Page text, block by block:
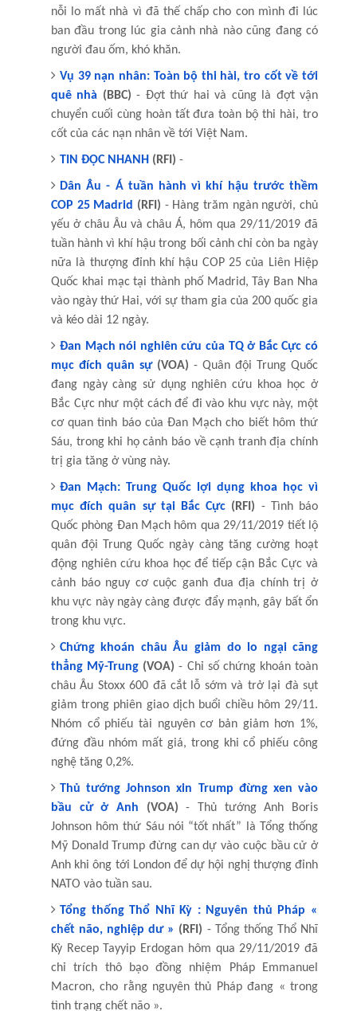
nỗi lo mất nhà vì đã thế chấp cho con mình đi lúc
ban đầu trong lúc gia cảnh nhà nào cũng đang có
người đau ốm, khó khăn.
Vụ 39 nạn nhân: Toàn bộ thi hài, tro cốt về tới
quê nhà (BBC) - Đợt thứ hai và cũng là đợt vận
chuyển cuối cùng hoàn tất đưa toàn bộ thi hài, tro
cốt của các nạn nhân về tới Việt Nam.
TIN ĐỌC NHANH (RFI) -
Dân Âu - Á tuần hành vì khí hậu trước thềm
COP 25 Madrid (RFI) - Hàng trăm ngàn người, chủ
yếu ở châu Âu và châu Á, hôm qua 29/11/2019 đã
tuần hành vì khí hậu trong bối cảnh chỉ còn ba ngày
nữa là thượng đỉnh khí hậu COP 25 của Liên Hiệp
Quốc khai mạc tại thành phố Madrid, Tây Ban Nha
vào ngày thứ Hai, với sự tham gia của 200 quốc gia
và kéo dài 12 ngày.
Đan Mạch nói nghiên cứu của TQ ở Bắc Cực có
mục đích quân sự(VOA) - Quân đội Trung Quốc
đang ngày càng sử dụng nghiên cứu khoa học ở
Bắc Cực như một cách để đi vào khu vực này, một
cơ quan tình báo của Đan Mạch cho biết hôm thứ
Sáu, trong khi họ cảnh báo về cạnh tranh địa chính
trị gia tăng ở vùng này.
Đan Mạch: Trung Quốc lợi dụng khoa học vì
mục đích quân sự tại Bắc Cực (RFI) - Tình báo
Quốc phòng Đan Mạch hôm qua 29/11/2019 tiết lộ
quân đội Trung Quốc ngày càng tăng cường hoạt
động nghiên cứu khoa học để tiếp cận Bắc Cực và
cảnh báo nguy cơ cuộc ganh đua địa chính trị ở
khu vực này ngày càng được đẩy mạnh, gây bất ổn
trong khu vực.
Chứng khoán châu Âu giảm do lo ngại căng
thẳng Mỹ-Trung (VOA) - Chỉ số chứng khoán toàn
châu Âu Stoxx 600 đã cắt lỗ sớm và trở lại đà sụt
giảm trong phiên giao dịch buổi chiều hôm 29/11.
Nhóm cổ phiếu tài nguyên cơ bản giảm hơn 1%,
đứng đầu nhóm mất giá, trong khi cổ phiếu công
nghệ tăng 0,2%.
Thủ tướng Johnson xin Trump đừng xen vào
bầu cử ở Anh (VOA) - Thủ tướng Anh Boris
Johnson hôm thứ Sáu nói “tốt nhất” là Tổng thống
Mỹ Donald Trump đừng can dự vào cuộc bầu cử ở
Anh khi ông tới London để dự hội nghị thượng đỉnh
NATO vào tuần sau.
Tổng thống Thổ Nhĩ Kỳ : Nguyên thủ Pháp «
chết não, nghiệp dư » (RFI) - Tổng thống Thổ Nhĩ
Kỳ Recep Tayyip Erdogan hôm qua 29/11/2019 đã
chỉ trích thô bạo đồng nhiệm Pháp Emmanuel
Macron, cho rằng nguyên thủ Pháp đang « trong
tình trạng chết não ».